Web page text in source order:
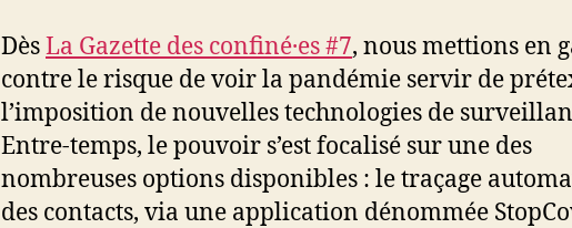
DèsLa Gazette des confiné·es #7, nous mettions en
contre le risque de voir la pandémie servir de
l’imposition de nouvelles technologies de
Entre-temps, le pouvoir s’est focalisé sur une des
nombreuses options disponibles : le traçage
des contacts, via une application dénommée